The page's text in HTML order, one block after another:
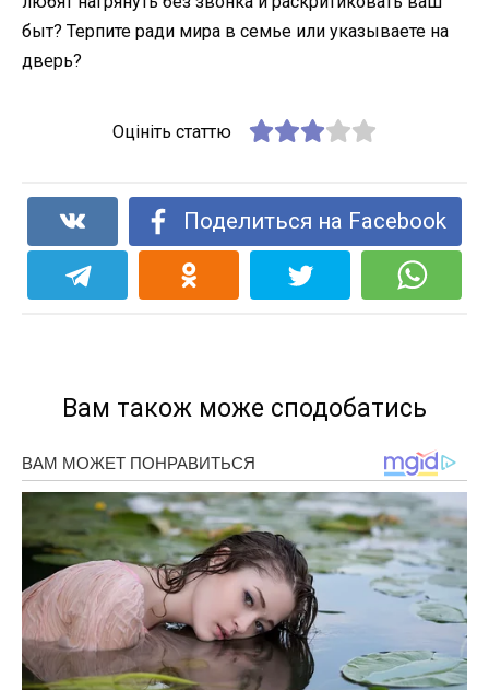
быт? Терпите ради мира в семье или указываете на
дверь?
Оцініть статтю
Поделиться на Facebook
Вам також може сподобатись